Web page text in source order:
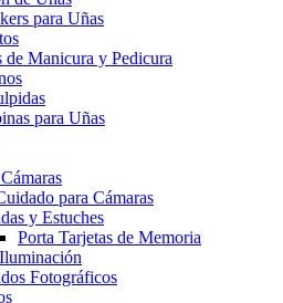
para Uñas
de Manicura y Pedicura
para Uñas
para Cámaras
y Estuches
Porta Tarjetas de Memoria
Fotográficos